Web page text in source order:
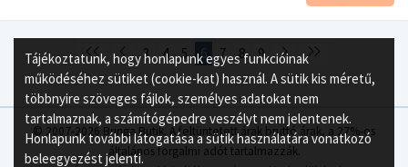
3 4 5 6 7 8 9
© 2007-2026 Bringa Butik. A feltüntetett árak bruttó árak, a 27%-os
általános forgalmi adót tartalmazzák.
Tájékoztatunk, hogy honlapunk egyes funkcióinak
működéséhez sütiket (cookie-kat) használ. A sütik kis méretű,
többnyire szöveges fájlok, személyes adatokat nem
tartalmaznak, a számítógépedre veszélyt nem jelentenek.
Honlapunk további látogatása a sütik használatára vonatkozó
beleegyezést jelenti.